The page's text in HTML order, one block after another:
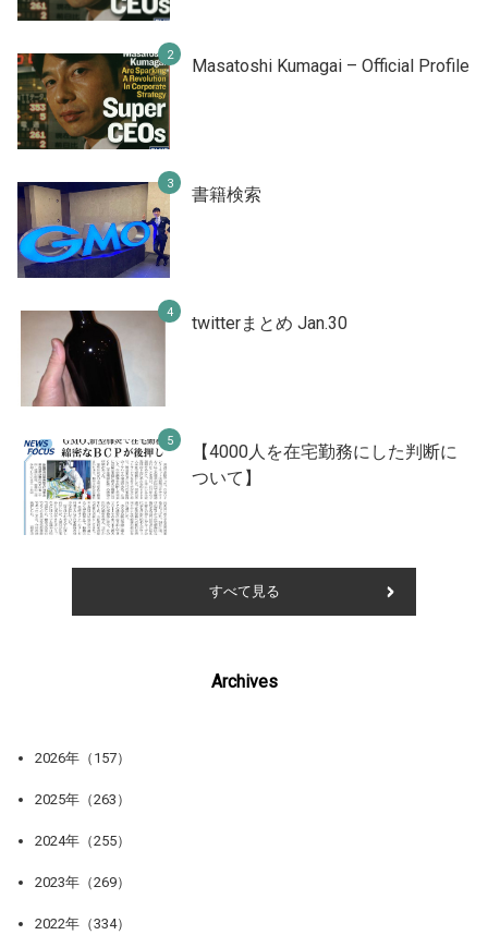
Masatoshi Kumagai – Official Profile
書籍検索
twitterまとめ Jan.30
【4000人を在宅勤務にした判断に
ついて】
すべて見る
Archives
2026年（157）
2025年（263）
2024年（255）
2023年（269）
2022年（334）